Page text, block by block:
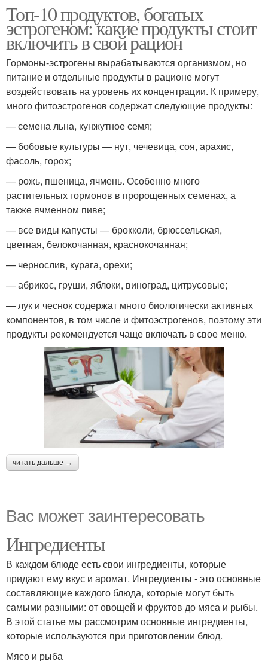
Топ-10 продуктов, богатых
эстрогеном: какие продукты стоит
включить в свой рацион
Гормоны-эстрогены вырабатываются организмом, но
питание и отдельные продукты в рационе могут
воздействовать на уровень их концентрации. К примеру,
много фитоэстрогенов содержат следующие продукты:
— семена льна, кунжутное семя;
— бобовые культуры — нут, чечевица, соя, арахис,
фасоль, горох;
— рожь, пшеница, ячмень. Особенно много
растительных гормонов в пророщенных семенах, а
также ячменном пиве;
— все виды капусты — брокколи, брюссельская,
цветная, белокочанная, краснокочанная;
— чернослив, курага, орехи;
— абрикос, груши, яблоки, виноград, цитрусовые;
— лук и чеснок содержат много биологически активных
компонентов, в том числе и фитоэстрогенов, поэтому эти
продукты рекомендуется чаще включать в свое меню.
читать дальше →
Вас может заинтересовать
Ингредиенты
В каждом блюде есть свои ингредиенты, которые
придают ему вкус и аромат. Ингредиенты - это основные
составляющие каждого блюда, которые могут быть
самыми разными: от овощей и фруктов до мяса и рыбы.
В этой статье мы рассмотрим основные ингредиенты,
которые используются при приготовлении блюд.
Мясо и рыба